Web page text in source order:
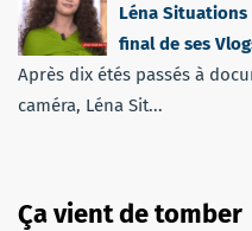
Léna Situations
final de ses
Après dix étés passés à
caméra, Léna Sit...
Ça vient de tomber